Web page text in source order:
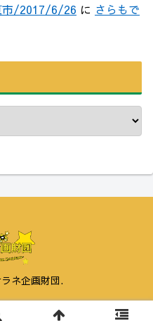
市/2017/6/26 に さらもで
ネ企画財団.